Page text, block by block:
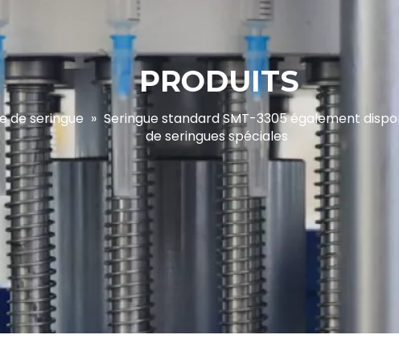
PRODUITS
de seringue » Seringue standard SMT-3305 également
de seringues spéciales